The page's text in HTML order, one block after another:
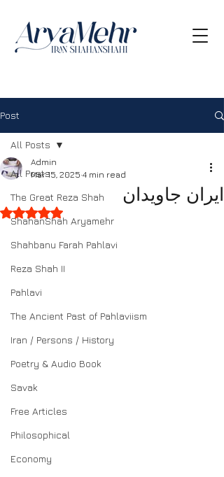
Post
All Posts
The Great Reza Shah
ShahanShah Aryamehr
Shahbanu Farah Pahlavi
Reza Shah II
Pahlavi
The Ancient Past of Pahlaviism
Iran / Persons / History
Poetry & Audio Book
Savak
Free Articles
Philosophical
Economy
All Posts
ایران جاویدان
Admin
Mar 15, 2025 4 min read
Rated NaN out of 5 stars.